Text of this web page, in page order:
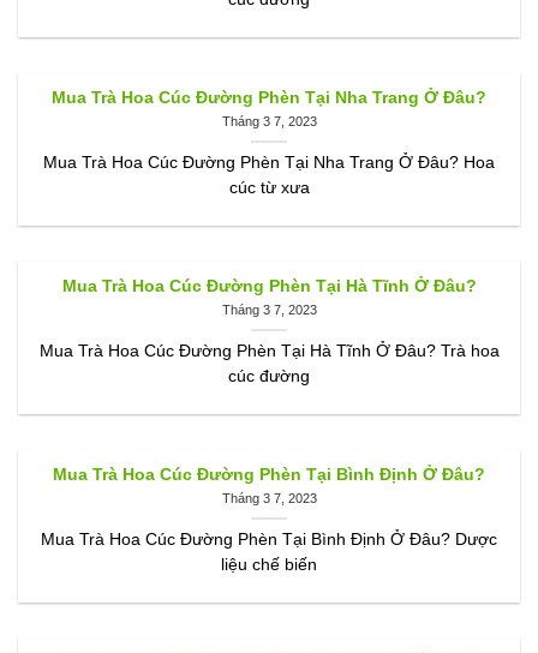
Mua Trà Hoa Cúc Đường Phèn Tại Nha Trang Ở Đâu?
Tháng 3 7, 2023
Mua Trà Hoa Cúc Đường Phèn Tại Nha Trang Ở Đâu? Hoa
cúc từ xưa
Mua Trà Hoa Cúc Đường Phèn Tại Hà Tĩnh Ở Đâu?
Tháng 3 7, 2023
Mua Trà Hoa Cúc Đường Phèn Tại Hà Tĩnh Ở Đâu? Trà hoa
cúc đường
Mua Trà Hoa Cúc Đường Phèn Tại Bình Định Ở Đâu?
Tháng 3 7, 2023
Mua Trà Hoa Cúc Đường Phèn Tại Bình Định Ở Đâu? Dược
liệu chế biến